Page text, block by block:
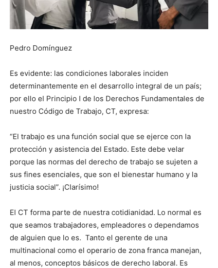
Pedro Domínguez
Es evidente: las condiciones laborales inciden
determinantemente en el desarrollo integral de un país;
por ello el Principio I de los Derechos Fundamentales de
nuestro Código de Trabajo, CT, expresa:
“El trabajo es una función social que se ejerce con la
protección y asistencia del Estado. Este debe velar
porque las normas del derecho de trabajo se sujeten a
sus fines esenciales, que son el bienestar humano y la
justicia social”. ¡Clarísimo!
El CT forma parte de nuestra cotidianidad. Lo normal es
que seamos trabajadores, empleadores o dependamos
de alguien que lo es. Tanto el gerente de una
multinacional como el operario de zona franca manejan,
al menos, conceptos básicos de derecho laboral. Es